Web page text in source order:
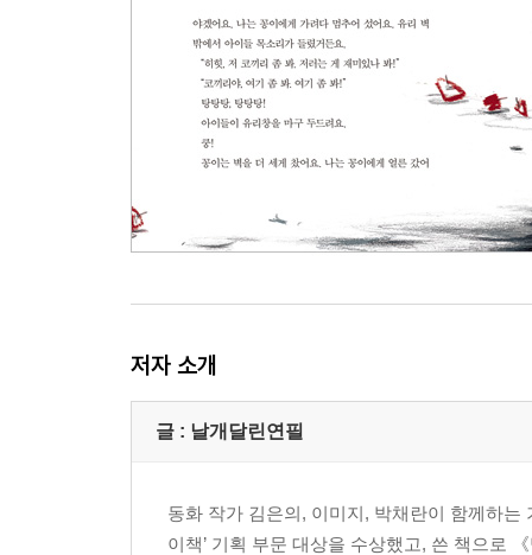
저자 소개
글 : 날개달린연필
동화 작가 김은의, 이미지, 박채란이 함께하는
이책’ 기획 부문 대상을 수상했고, 쓴 책으로